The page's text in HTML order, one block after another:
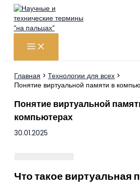
Перейти
содержимому
Главная
Технологии для всех
Понятие виртуальной памяти в
Понятие виртуальной
компьютерах
30.01.2025
Что такое виртуальная